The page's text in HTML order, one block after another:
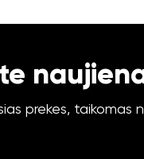
prekes, taikomas